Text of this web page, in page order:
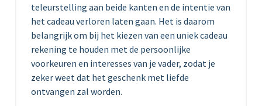
teleurstelling aan beide kanten en de intentie van
het cadeau verloren laten gaan. Het is daarom
belangrijk om bij het kiezen van een uniek cadeau
rekening te houden met de persoonlijke
voorkeuren en interesses van je vader, zodat je
zeker weet dat het geschenk met liefde
ontvangen zal worden.